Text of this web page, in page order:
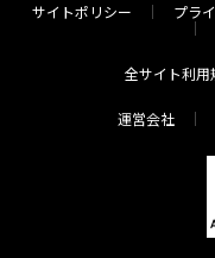
サイトポリシー プラ
全サイト利用
運営会社